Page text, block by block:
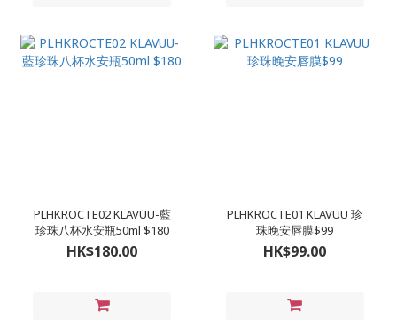
PLHKROCTE02 KLAVUU-藍
珍珠八杯水安瓶50ml $180
HK$180.00
PLHKROCTE01 KLAVUU 珍
珠晚安唇膜$99
HK$99.00